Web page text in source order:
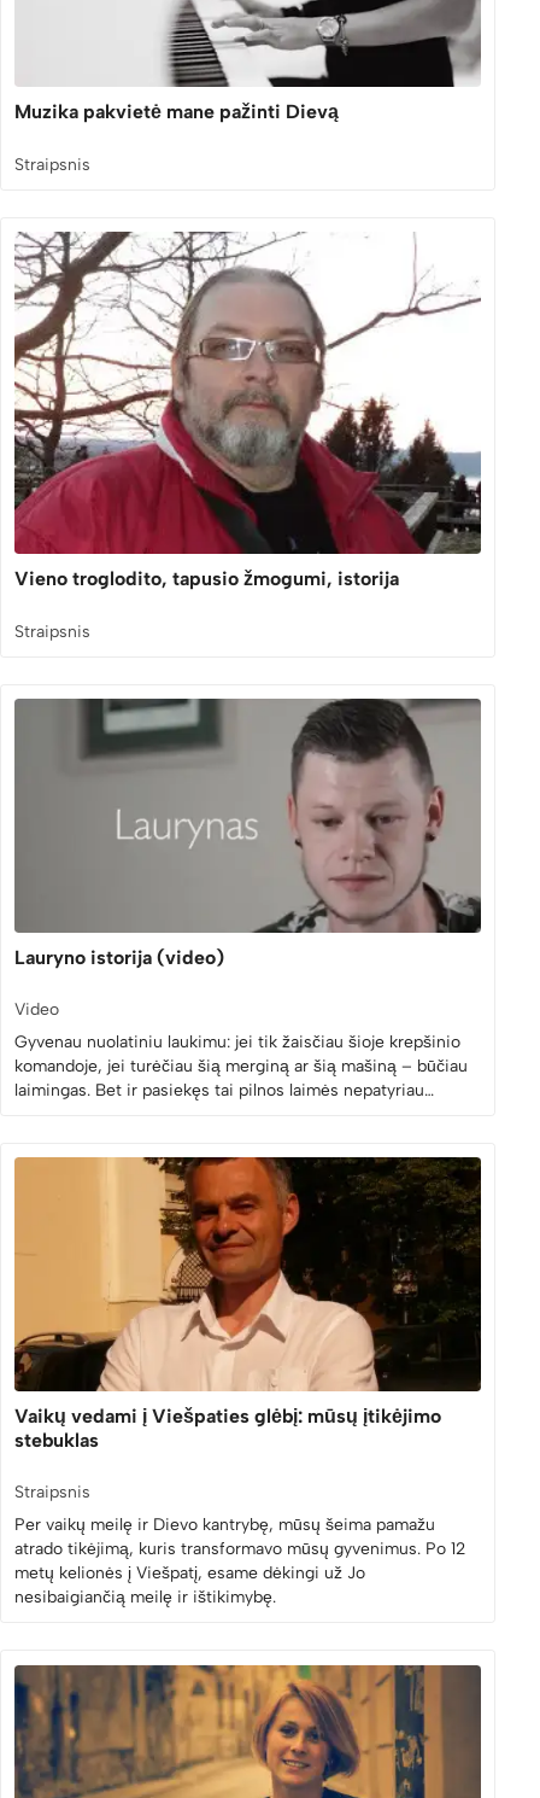
Muzika pakvietė mane pažinti Dievą
Straipsnis
Vieno troglodito, tapusio žmogumi, istorija
Straipsnis
Lauryno istorija (video)
Video
Gyvenau nuolatiniu laukimu: jei tik žaisčiau šioje krepšinio
komandoje, jei turėčiau šią merginą ar šią mašiną – būčiau
laimingas. Bet ir pasiekęs tai pilnos laimės nepatyriau…
Vaikų vedami į Viešpaties glėbį: mūsų įtikėjimo
stebuklas
Straipsnis
Per vaikų meilę ir Dievo kantrybę, mūsų šeima pamažu
atrado tikėjimą, kuris transformavo mūsų gyvenimus. Po 12
metų kelionės į Viešpatį, esame dėkingi už Jo
nesibaigiančią meilę ir ištikimybę.